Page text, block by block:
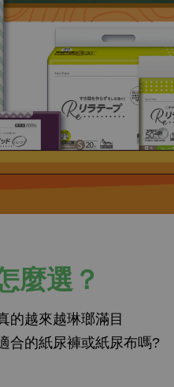
麼選？
的越來越琳瑯滿目
合的紙尿褲或紙尿布嗎?